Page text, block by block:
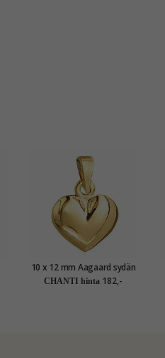
10 x 12 mm Aagaard sydän
riipus 8 karaatin kultaa
CHANTI hinta 182,-